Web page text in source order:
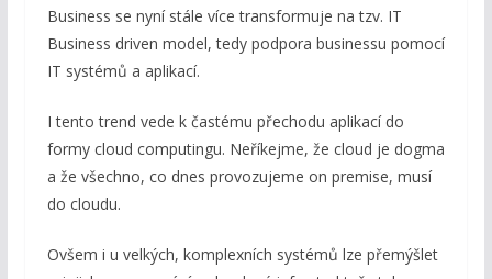
Business se nyní stále více transformuje na tzv. IT
Business driven model, tedy podpora businessu pomocí
IT systémů a aplikací.
I tento trend vede k častému přechodu aplikací do
formy cloud computingu. Neříkejme, že cloud je dogma
a že všechno, co dnes provozujeme on premise, musí
do cloudu.
Ovšem i u velkých, komplexních systémů lze přemýšlet